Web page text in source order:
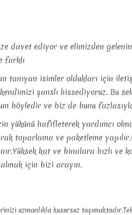
davet ediyor ve elimizden
farklı
tanıyan isimler oldukları için
şanslı hissediyoruz. Bu
böyledir ve biz de bunu
yükünü hafifleterek yardımcı
toparlama ve paketleme
kat ve binalara hızlı ve
için bizi arayın.
uzmanlıkla kusursuz